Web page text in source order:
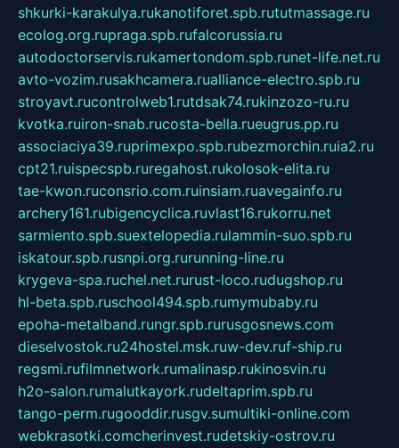
shkurki-karakulya.rukanotiforet.spb.rututmassage.ru
ecolog.org.rupraga.spb.rufalcorussia.ru
autodoctorservis.rukamertondom.spb.runet-life.net.ru
avto-vozim.rusakhcamera.rualliance-electro.spb.ru
stroyavt.rucontrolweb1.rutdsak74.rukinzozo-ru.ru
kvotka.ruiron-snab.rucosta-bella.rueugrus.pp.ru
associaciya39.ruprimexpo.spb.rubezmorchin.ruia2.ru
cpt21.ruispecspb.ruregahost.rukolosok-elita.ru
tae-kwon.ruconsrio.com.ruinsiam.ruavegainfo.ru
archery161.rubigencyclica.ruvlast16.rukorru.net
sarmiento.spb.suextelopedia.rulammin-suo.spb.ru
iskatour.spb.rusnpi.org.rurunning-line.ru
krygeva-spa.ruchel.net.rurust-loco.rudugshop.ru
hl-beta.spb.ruschool494.spb.rumymubaby.ru
epoha-metalband.rungr.spb.rurusgosnews.com
dieselvostok.ru24hostel.msk.ruw-dev.ruf-ship.ru
regsmi.rufilmnetwork.rumalinasp.rukinosvin.ru
h2o-salon.rumalutkayork.rudeltaprim.spb.ru
tango-perm.rugooddir.rusgv.sumultiki-online.com
webkrasotki.comcherinvest.rudetskiy-ostrov.ru